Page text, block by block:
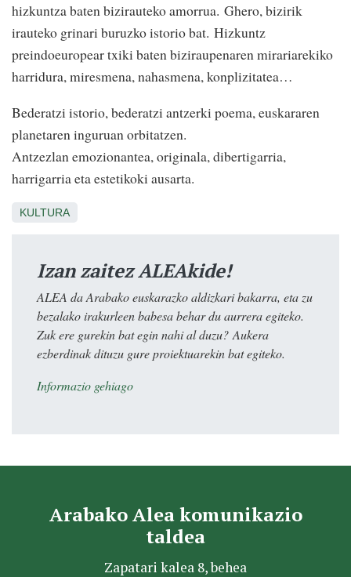
hizkuntza baten bizirauteko amorrua. Ghero, bizirik
irauteko grinari buruzko istorio bat. Hizkuntz
preindoeuropear txiki baten biziraupenaren mirariarekiko
harridura, miresmena, nahasmena, konplizitatea…
Bederatzi istorio, bederatzi antzerki poema, euskararen
planetaren inguruan orbitatzen.
Antzezlan emozionantea, originala, dibertigarria,
harrigarria eta estetikoki ausarta.
KULTURA
Izan zaitez ALEAkide!
ALEA da Arabako euskarazko aldizkari bakarra, eta zu
bezalako irakurleen babesa behar du aurrera egiteko.
Zuk ere gurekin bat egin nahi al duzu? Aukera
ezberdinak dituzu gure proiektuarekin bat egiteko.
Informazio gehiago
Arabako Alea komunikazio
taldea
Zapatari kalea 8, behea